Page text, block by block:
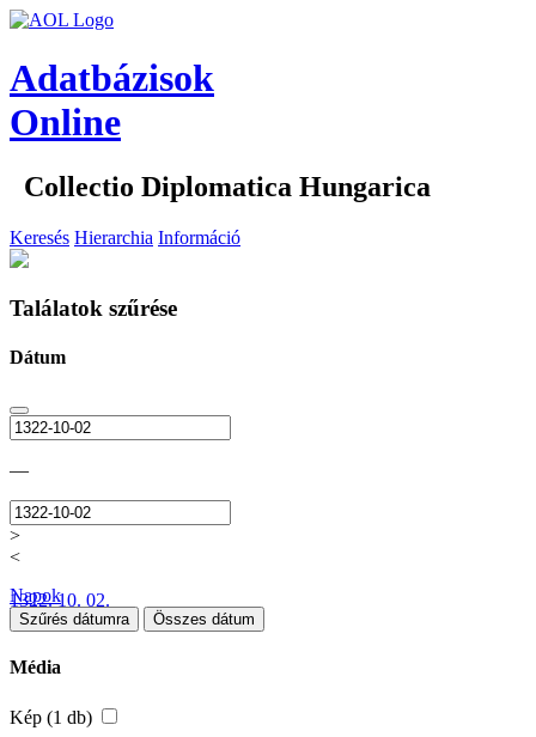
Adatbázisok
Online
Collectio Diplomatica Hungarica
Keresés Hierarchia Információ
Találatok szűrése
Dátum
—
>
<
1322. 10. 02.
Napok
Szűrés dátumra Összes dátum
Média
Kép (1 db)